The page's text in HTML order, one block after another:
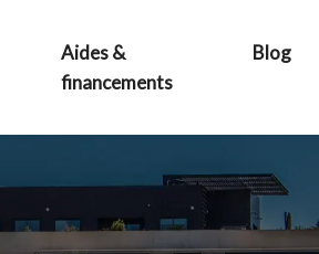
Aides &
financements
Blog